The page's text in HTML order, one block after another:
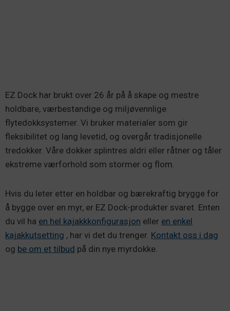
EZ Dock har brukt over 26 år på å skape og mestre
holdbare, værbestandige og miljøvennlige
flytedokksystemer. Vi bruker materialer som gir
fleksibilitet og lang levetid, og overgår tradisjonelle
tredokker. Våre dokker splintres aldri eller råtner og tåler
ekstreme værforhold som stormer og flom.
Hvis du leter etter en holdbar og bærekraftig brygge for
å bygge over en myr, er EZ Dock-produkter svaret. Enten
du vil ha en hel kajakkkonfigurasjon eller en enkel
kajakkutsetting , har vi det du trenger. Kontakt oss i dag
og be om et tilbud på din nye myrdokke.